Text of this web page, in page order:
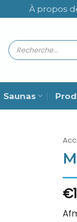
À propos
Recherche
de
produits
Saunas
€